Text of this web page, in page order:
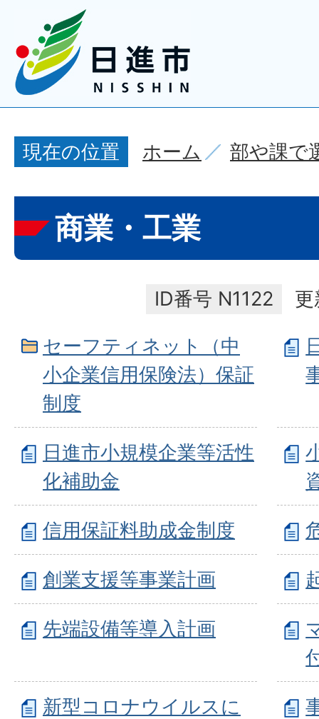
現在の位置 ホーム 部や課で
商業・工業
ID番号 N1122
セーフティネット（中
小企業信用保険法）保証
制度
日進市小規模企業等活性
化補助金
信用保証料助成金制度
創業支援等事業計画
先端設備等導入計画
新型コロナウイルスに